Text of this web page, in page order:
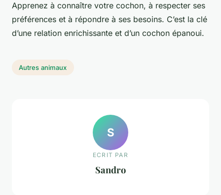
Apprenez à connaître votre cochon, à respecter ses
préférences et à répondre à ses besoins. C’est la clé
d’une relation enrichissante et d’un cochon épanoui.
Autres animaux
S
ECRIT PAR
Sandro